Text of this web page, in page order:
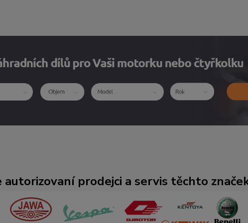
autorizovaní prodejci a servis těchto